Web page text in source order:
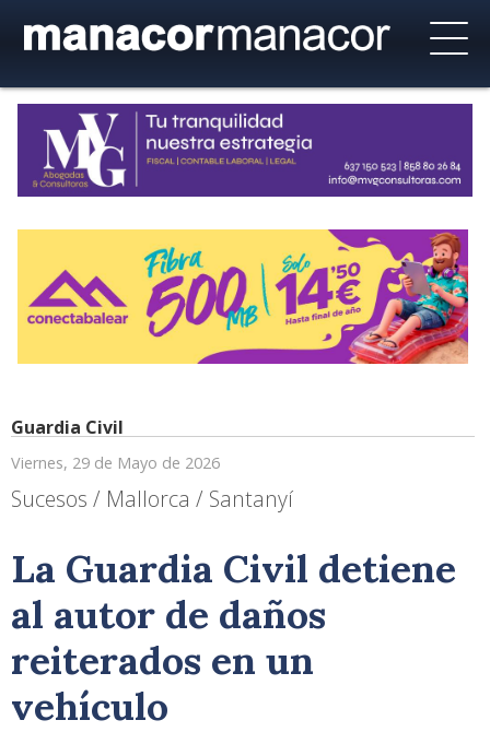
Guardia Civil
Viernes, 29 de Mayo de 2026
Sucesos / Mallorca / Santanyí
La Guardia Civil detiene
al autor de daños
reiterados en un
vehículo